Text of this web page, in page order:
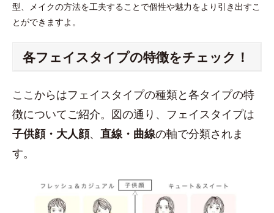
型、メイクの方法を工夫することで個性や魅力をより引き出すこ
とができますよ。
各フェイスタイプの特徴をチェック！
ここからはフェイスタイプの種類と各タイプの特
徴についてご紹介。図の通り、フェイスタイプは
子供顔・大人顔、 直線・曲線の軸で分類されま
す。